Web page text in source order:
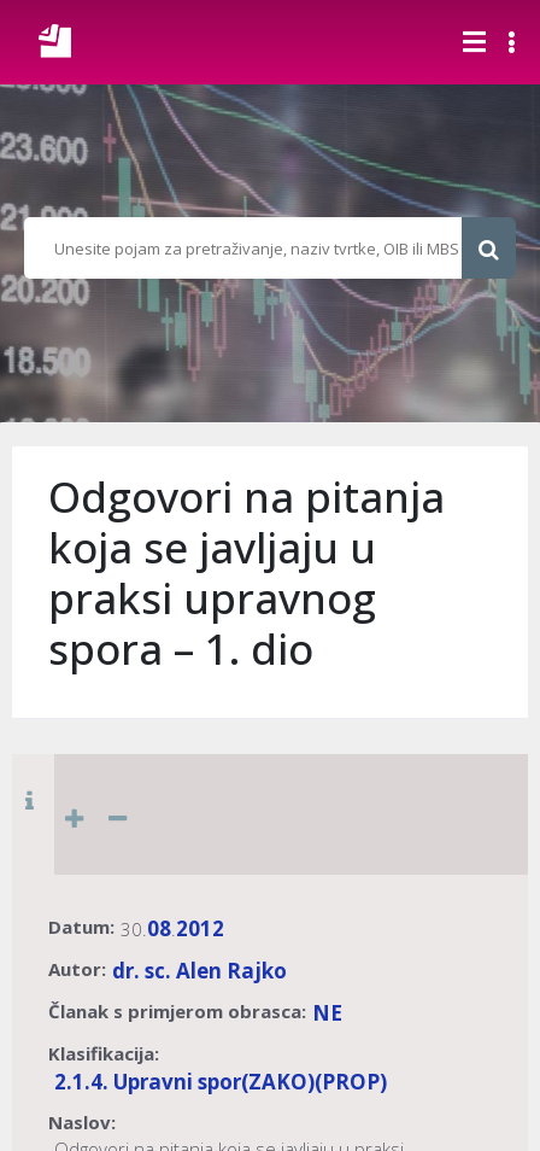
Odgovori na pitanja
koja se javljaju u
praksi upravnog
spora – 1. dio
Datum: 30.08.2012
Autor: dr. sc. Alen Rajko
Članak s primjerom obrasca: NE
Klasifikacija:
2.1.4. Upravni spor(ZAKO)(PROP)
Naslov: